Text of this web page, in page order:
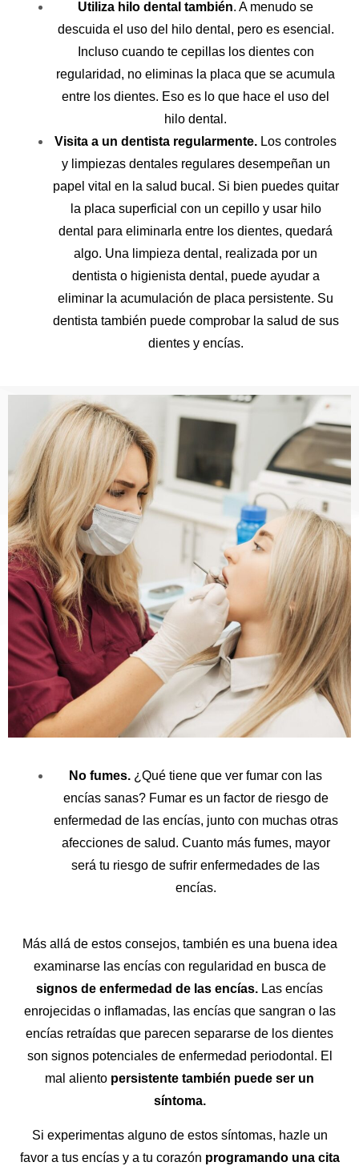
Utiliza hilo dental también. A menudo se
descuida el uso del hilo dental, pero es esencial.
Incluso cuando te cepillas los dientes con
regularidad, no eliminas la placa que se acumula
entre los dientes. Eso es lo que hace el uso del
hilo dental.
Visita a un dentista regularmente. Los controles
y limpiezas dentales regulares desempeñan un
papel vital en la salud bucal. Si bien puedes quitar
la placa superficial con un cepillo y usar hilo
dental para eliminarla entre los dientes, quedará
algo. Una limpieza dental, realizada por un
dentista o higienista dental, puede ayudar a
eliminar la acumulación de placa persistente. Su
dentista también puede comprobar la salud de sus
dientes y encías.
No fumes. ¿Qué tiene que ver fumar con las
encías sanas? Fumar es un factor de riesgo de
enfermedad de las encías, junto con muchas otras
afecciones de salud. Cuanto más fumes, mayor
será tu riesgo de sufrir enfermedades de las
encías.
Más allá de estos consejos, también es una buena idea
examinarse las encías con regularidad en busca de
signos de enfermedad de las encías. Las encías
enrojecidas o inflamadas, las encías que sangran o las
encías retraídas que parecen separarse de los dientes
son signos potenciales de enfermedad periodontal. El
mal aliento persistente también puede ser un
síntoma.
Si experimentas alguno de estos síntomas, hazle un
favor a tus encías y a tu corazón programando una cita